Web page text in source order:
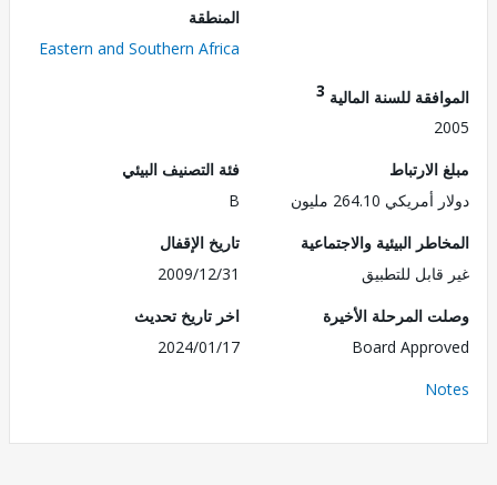
Eastern and Southern Africa
للسنة المالية3
264.10 مليون
فئة التصنيف البيئي
B
البيئية والاجتماعية
للتطبيق
تاريخ الإقفال
2009/12/31
المرحلة الأخيرة
Board
اخر تاريخ تحديث
2024/01/17